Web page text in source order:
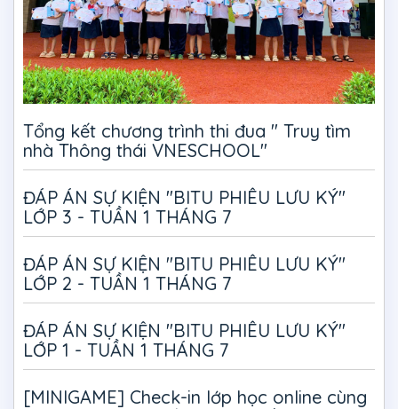
Tổng kết chương trình thi đua " Truy tìm
nhà Thông thái VNESCHOOL"
ĐÁP ÁN SỰ KIỆN "BITU PHIÊU LƯU KÝ"
LỚP 3 - TUẦN 1 THÁNG 7
ĐÁP ÁN SỰ KIỆN "BITU PHIÊU LƯU KÝ"
LỚP 2 - TUẦN 1 THÁNG 7
ĐÁP ÁN SỰ KIỆN "BITU PHIÊU LƯU KÝ"
LỚP 1 - TUẦN 1 THÁNG 7
[MINIGAME] Check-in lớp học online cùng